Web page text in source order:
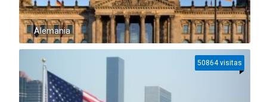
Alemania
50864 visitas